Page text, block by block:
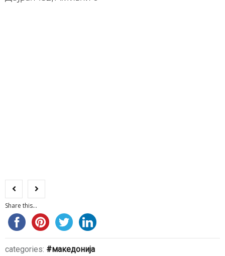
Share this...
categories:
македонија